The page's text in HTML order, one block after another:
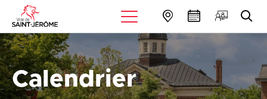
Calendrier